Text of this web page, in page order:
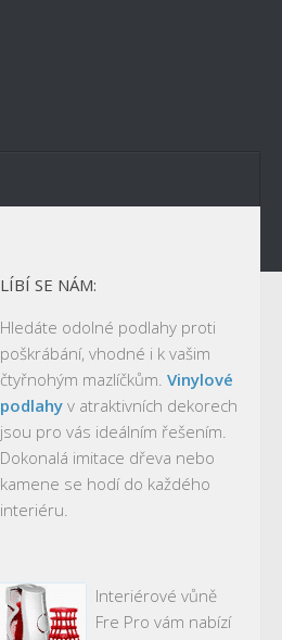
LÍBÍ SE NÁM:
Hledáte odolné podlahy proti
poškrábání, vhodné i k vašim
čtyřnohým mazlíčkům. Vinylové
podlahy v atraktivních dekorech
jsou pro vás ideálním řešením.
Dokonalá imitace dřeva nebo
kamene se hodí do každého
interiéru.
Interiérové vůně
Fre Pro vám nabízí